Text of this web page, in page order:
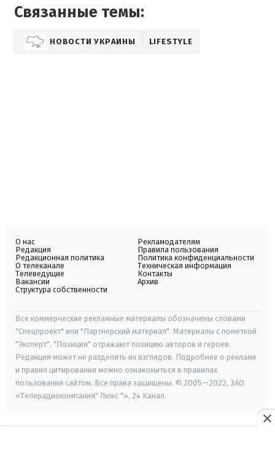
Связанные темы:
НОВОСТИ УКРАИНЫ LIFESTYLE
О нас
Редакция
Редакционная политика
О телеканале
Телеведущие
Вакансии
Структура собственности
Рекламодателям
Правила пользования
Политика конфиденциальности
Техническая информация
Контакты
Архив
Все коммерческие рекламные материалы обозначены словами
"Спецпроект" или "Партнерский материал". Материалы с пометкой
"Эксперт", "Позиция" отражают позицию авторов и героев.
Редакция может не разделять их взглядов. Подробнее о рекламе
и правил цитирования можно ознакомиться в правилах
пользования сайтом. Все права защищены. © 2005—2022, ЗАО
«Телерадиокомпания" Люкс "», 24 Канал.